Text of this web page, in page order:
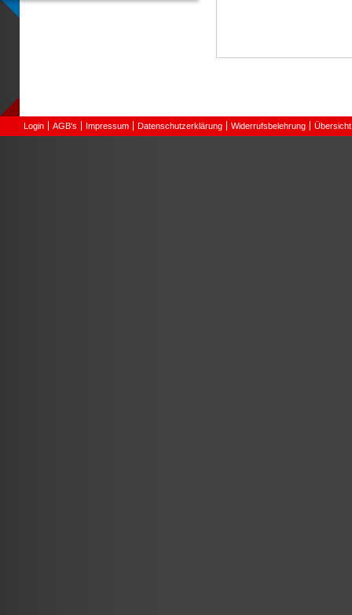
Login AGB's Impressum Datenschutzerklärung Widerrufsbelehrung